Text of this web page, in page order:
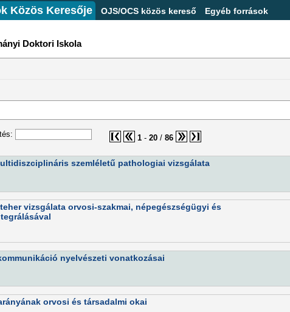
Közös Keresője OJS/OCS közös kereső Egyéb források
Doktori Iskola
1- 20/ 86
szemléletű pathologiai vizsgálata
vizsgálata orvosi-szakmai, népegészségügyi és
nyelvészeti vonatkozásai
orvosi és társadalmi okai